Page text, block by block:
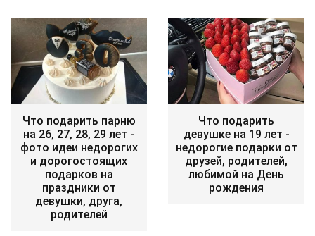
Что подарить парню
на 26, 27, 28, 29 лет -
фото идеи недорогих
и дорогостоящих
подарков на
праздники от
девушки, друга,
родителей
Что подарить
девушке на 19 лет -
недорогие подарки от
друзей, родителей,
любимой на День
рождения